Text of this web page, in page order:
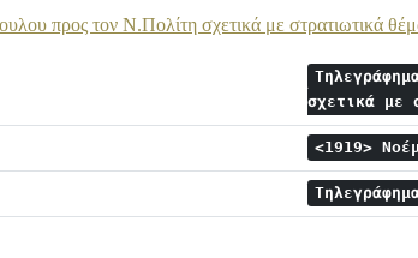
προς τον Ν.Πολίτη σχετικά με στρατιωτικά
σχετικά με
<1919>